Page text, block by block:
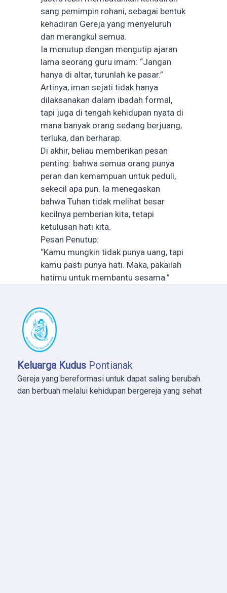
sang pemimpin rohani, sebagai bentuk
kehadiran Gereja yang menyeluruh
dan merangkul semua.
Ia menutup dengan mengutip ajaran
lama seorang guru imam: “Jangan
hanya di altar, turunlah ke pasar.”
Artinya, iman sejati tidak hanya
dilaksanakan dalam ibadah formal,
tapi juga di tengah kehidupan nyata di
mana banyak orang sedang berjuang,
terluka, dan berharap.
Di akhir, beliau memberikan pesan
penting: bahwa semua orang punya
peran dan kemampuan untuk peduli,
sekecil apa pun. Ia menegaskan
bahwa Tuhan tidak melihat besar
kecilnya pemberian kita, tetapi
ketulusan hati kita.
Pesan Penutup:
“Kamu mungkin tidak punya uang, tapi
kamu pasti punya hati. Maka, pakailah
hatimu untuk membantu sesama.”
Keluarga Kudus Pontianak
Gereja yang bereformasi untuk dapat saling berubah
dan berbuah melalui kehidupan bergereja yang sehat